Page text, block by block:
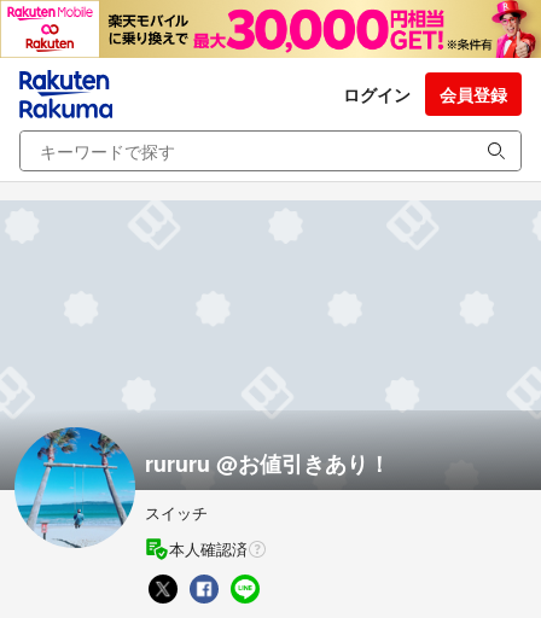
ログイン 会員登録
rururu @お値引きあり！
スイッチ
本人確認済